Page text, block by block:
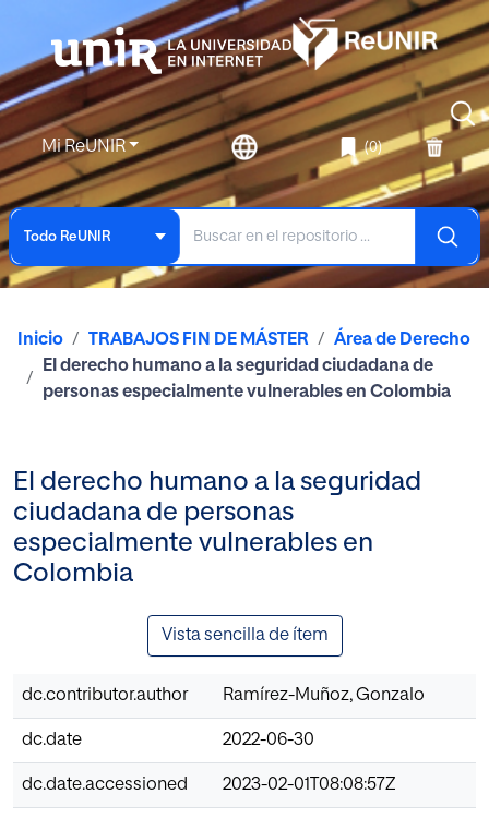
Mi ReUNIR (0)
Todo ReUNIR
Inicio TRABAJOS FIN DE MÁSTER
Área de Derecho
El derecho humano a la seguridad ciudadana de
personas especialmente vulnerables en Colombia
El derecho humano a la seguridad
ciudadana de personas
especialmente vulnerables en
Colombia
Vista sencilla de ítem
dc.contributor.author Ramírez-Muñoz, Gonzalo
dc.date 2022-06-30
dc.date.accessioned 2023-02-01T08:08:57Z